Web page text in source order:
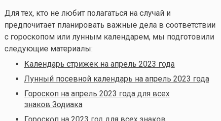
Для тех, кто не любит полагаться на случай и
предпочитает планировать важные дела в соответствии
с гороскопом или лунным календарем, мы подготовили
следующие материалы:
Календарь стрижек на апрель 2023 года
Лунный посевной календарь на апрель 2023 года
Гороскоп на апрель 2023 года для всех
знаков Зодиака